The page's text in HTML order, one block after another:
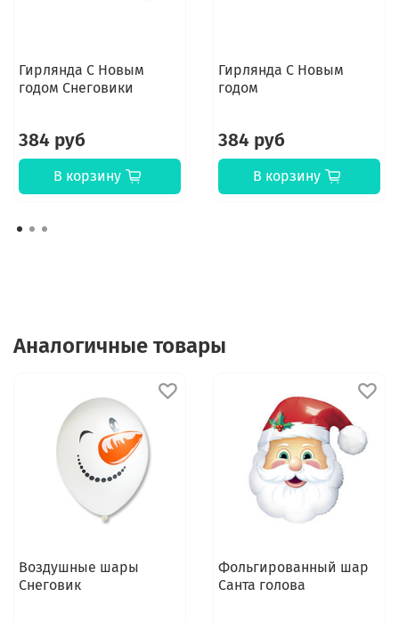
Гирлянда С Новым
годом Снеговики
384 руб
В корзину
Гирлянда С Новым
годом
384 руб
В корзину
Аналогичные товары
Воздушные шары
Снеговик
Фольгированный шар
Санта голова